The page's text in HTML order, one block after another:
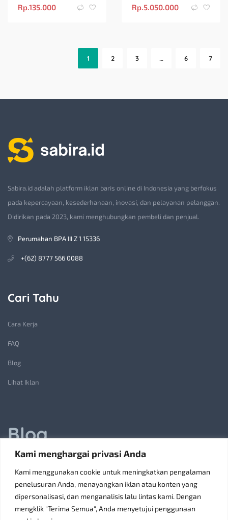
Kami menghargai privasi Anda
Kami menggunakan cookie untuk meningkatkan pengalaman
penelusuran Anda, menayangkan iklan atau konten yang
dipersonalisasi, dan menganalisis lalu lintas kami. Dengan
mengklik "Terima Semua", Anda menyetujui penggunaan
Rp.135.000 Rp.5.050.000
1 2 3 … 6 7
Sabira.id adalah platform iklan baris online di Indonesia yang berfokus
pada kepercayaan, kesederhanaan, inovasi, dan pelayanan pelanggan.
Didirikan pada 2023, kami menghubungkan pembeli dan penjual.
Perumahan BPA III Z 1 15336
+(62) 8777 566 0088
Cari Tahu
Cara Kerja
FAQ
Blog
Lihat Iklan
Blog
Jasa Pembuatan Lift Barang: Solusi Transportasi Vertikal
Receiving Parcels and Mail at a Rented Room in Singapore
6 Tips Pilih Oven Listrik Terbaik Sesuai Kebutuhan